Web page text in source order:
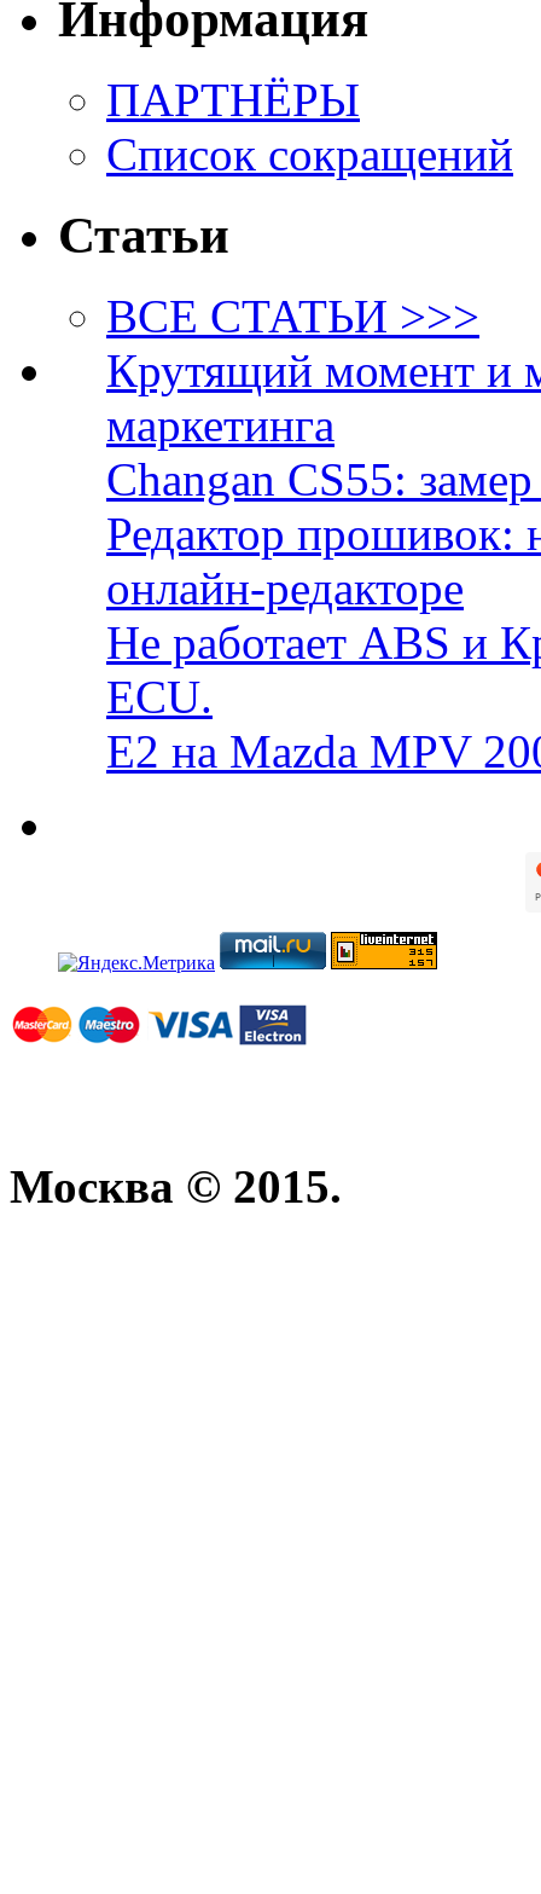
Информация
ПАРТНЁРЫ
Список сокращений
Статьи
ВСЕ СТАТЬИ >>>
Крутящий момент и
маркетинга
Changan CS55:
Редактор прошивок:
онлайн-редакторе
Не работает ABS и
ECU.
E2 на Mazda MPV
Москва © 2015.